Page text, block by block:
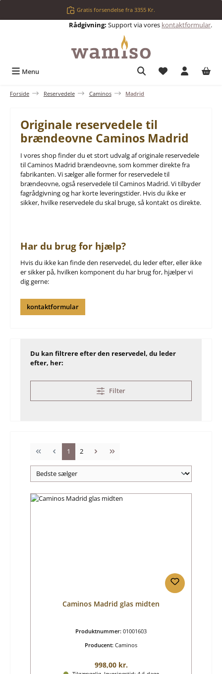
Gratis forsendelse fra 3355 Kr.
Rådgivning: Support via vores kontaktformular.
Menu Du har 0
Forside Reservedele Caminos Madrid
Originale reservedele til
brændeovne Caminos Madrid
I vores shop finder du et stort udvalg af originale reservedele
til Caminos Madrid brændeovne, som kommer direkte fra
fabrikanten. Vi sælger alle former for reservedele til
brændeovne, også reservedele til Caminos Madrid. Vi tilbyder
fagrådgivning og har korte leveringstider. Hvis du ikke er
sikker, hvilke reservedele du skal bruge, så kontakt os direkte.
Har du brug for hjælp?
Hvis du ikke kan finde den reservedel, du leder efter, eller ikke
er sikker på, hvilken komponent du har brug for, hjælper vi
dig gerne:
kontaktformular
Du kan filtrere efter den reservedel, du leder
efter, her:
Filter
Side
1 Side
2
Caminos Madrid glas midten
Produktnummer: 01001603
Producent: Caminos
Almindelig pris:
998,00 kr.